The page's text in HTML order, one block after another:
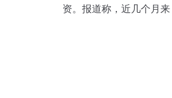
资。 报道称，近几个月